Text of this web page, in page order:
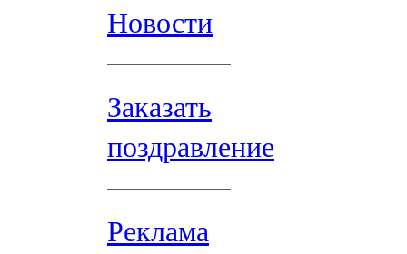
Новости
Заказать
поздравление
Реклама